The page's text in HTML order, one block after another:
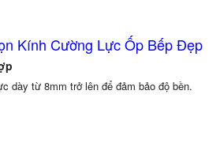
Kính Cường Lực Ốp Bếp Đẹp
dày từ 8mm trở lên để đảm bảo độ bền.